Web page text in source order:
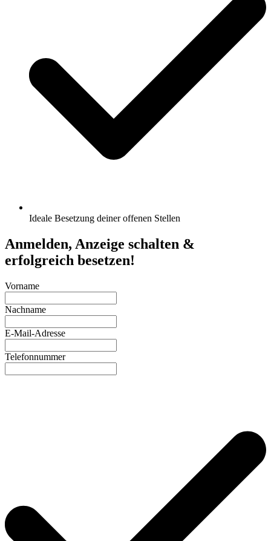
Ideale Besetzung deiner offenen Stellen
Anmelden, Anzeige schalten &
erfolgreich besetzen!
Vorname
Nachname
E-Mail-Adresse
Telefonnummer